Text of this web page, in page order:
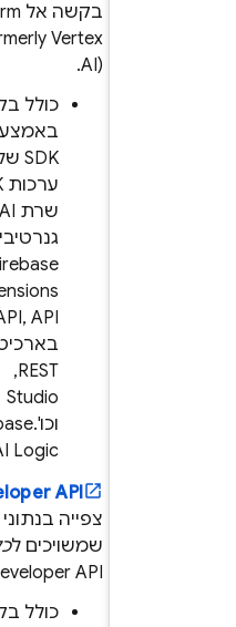
בקשה אלPlatform
API (formerly Vertex
כולל בקשות
באמצעות
SDK של לקוח,
ערכות SDK של
שרת Google AI
גנרטיבי, ‏Genkit
Extensions
, ‏
Gemini API
בארכיטקטורת
Agent
Firebase
Developer API
צפייה בנתוני השימוש
שמשויכים לכלבקשה
Developer API
כולל בקשות